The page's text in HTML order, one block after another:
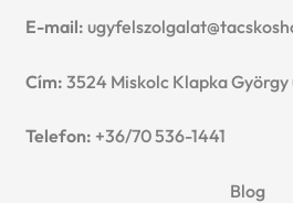
E-mail:
Cím: 3524 Miskolc Klapka György
Telefon: +36/70 536-1441
Blog